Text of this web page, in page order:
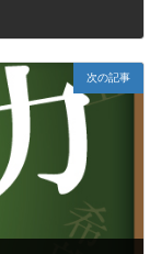
次の記事